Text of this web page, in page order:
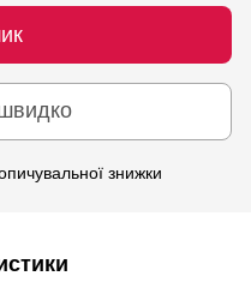
знижки